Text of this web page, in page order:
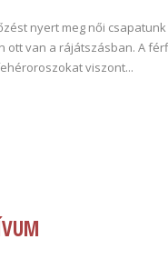
nyert meg női
ott van a rájátszásban. A
viszont...